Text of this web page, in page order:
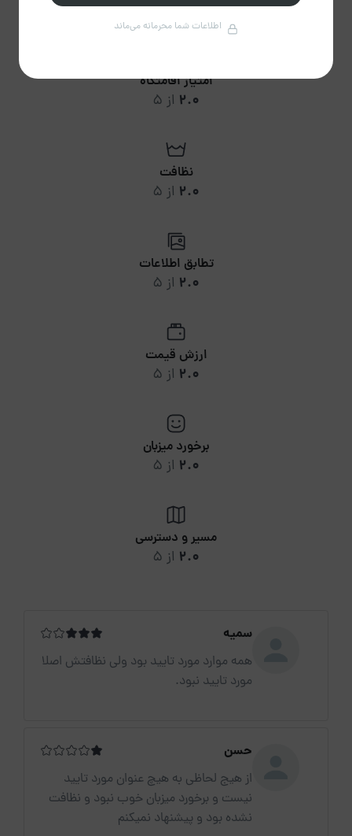
امتیاز و دیدگاه‌ها کاربران
امتیاز اقامتگاه
2.0 از 5
نظافت
2.0 از 5
تطابق اطلاعات
2.0 از 5
ارزش قیمت
2.0 از 5
برخورد میزبان
2.0 از 5
مسیر و دسترسی
2.0 از 5
سمیه
همه موارد مورد تایید بود ولی نظافتش اصلا
مورد تایید نبود.
حسن
از هیج لحاظی به هیچ عنوان مورد تایید
نیست و برخورد میزبان خوب نبود و نظافت
نشده بود و پیشنهاد نمیکنم
اطلاعات شما محرمانه می‌ماند